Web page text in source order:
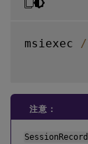
msiexec /
注意：